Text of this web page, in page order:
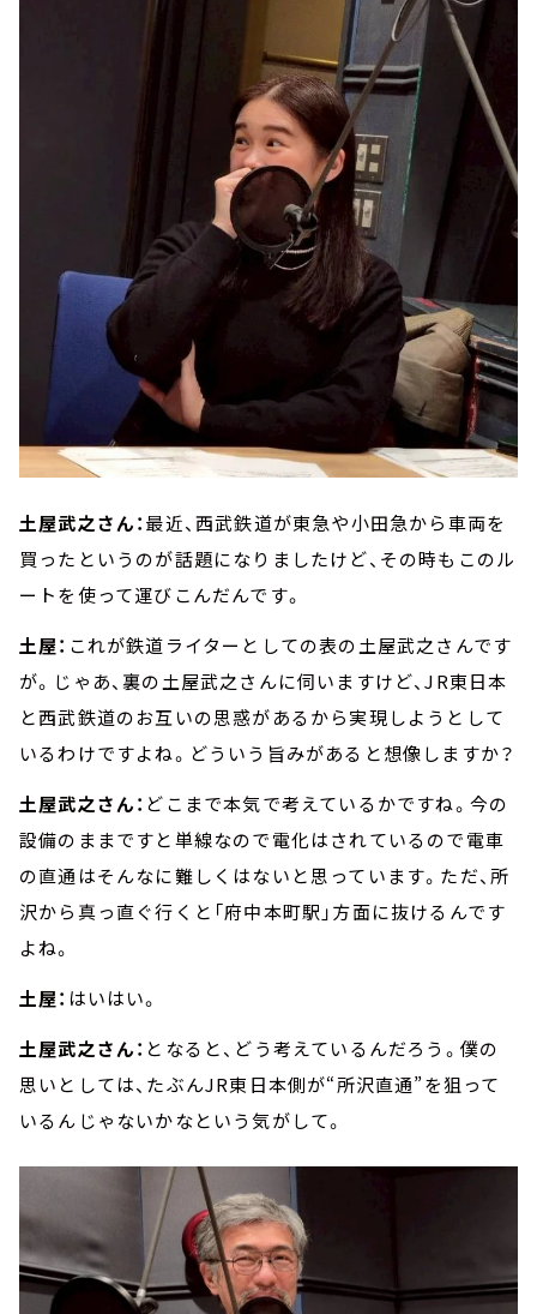
土屋武之さん：最近、西武鉄道が東急や小田急から車両を
買ったというのが話題になりましたけど、その時もこのル
ートを使って運びこんだんです。
土屋： これが鉄道ライターとしての表の土屋武之さんです
が。じゃあ、裏の土屋武之さんに伺いますけど、JR東日本
と西武鉄道のお互いの思惑があるから実現しようとして
いるわけですよね。どういう旨みがあると想像しますか？
土屋武之さん： どこまで本気で考えているかですね。今の
設備のままですと単線なので電化はされているので電車
の直通はそんなに難しくはないと思っています。ただ、所
沢から真っ直ぐ行くと「府中本町駅」方面に抜けるんです
よね。
土屋： はいはい。
土屋武之さん： となると、どう考えているんだろう。僕の
思いとしては、たぶんJR東日本側が“所沢直通”を狙って
いるんじゃないかなという気がして。